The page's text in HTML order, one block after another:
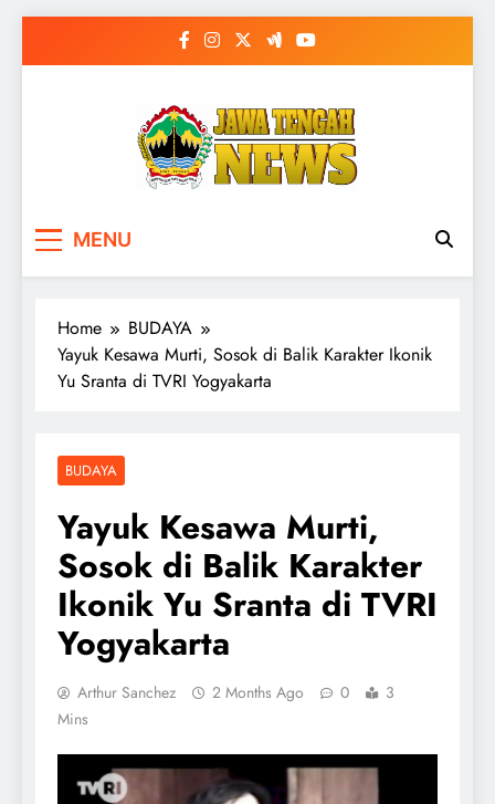
MENU
Home
BUDAYA
Yayuk Kesawa Murti, Sosok di Balik Karakter Ikonik
Yu Sranta di TVRI Yogyakarta
BUDAYA
Yayuk Kesawa Murti,
Sosok di Balik Karakter
Ikonik Yu Sranta di TVRI
Yogyakarta
Arthur Sanchez 2 Months Ago 0
3
Mins